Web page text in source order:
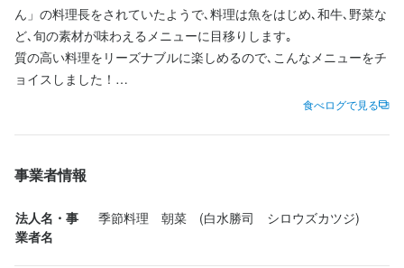
ん」の料理長をされていたようで､料理は魚をはじめ､和牛､野菜な
ど､旬の素材が味わえるメニューに目移りします｡
質の高い料理をリーズナブルに楽しめるので､こんなメニューをチ
ョイスしました！
□お造り3種盛り合わせ
(ヤイトカツオ､ヒラアジ､タイ)
□スペアリブワイン煮
□鯖パイ包み焼
食べログで見る
事業者情報
法人名・事
業者名
季節料理　朝菜　(白水勝司　シロウズカツジ)
求める人物像
・美味しい料理で人を喜ばせたい方
・好奇心を持って仕事に取り組める方
・誠実に仕事に取り組める方
応募後、原則3営業日以内に返信しております。1回の面接を経て
内定となります。気兼ねなくご相談ください。
店名
大阪府大阪市北区西天満3-6-11 自由堂ビル 1F
連絡先
06-6948-6277